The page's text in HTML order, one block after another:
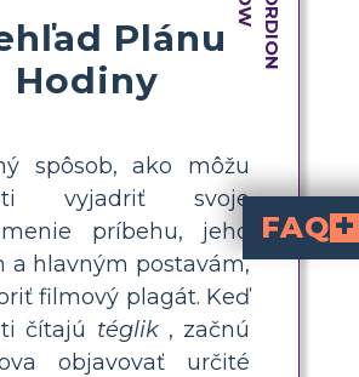
Plánu
Hodiny
spôsob, ako môžu
vyjadriť svoje
príbehu, jeho
a hlavným postavám,
filmový plagát. Keď
čítajú téglik, začnú
objavovať určité
FAQ